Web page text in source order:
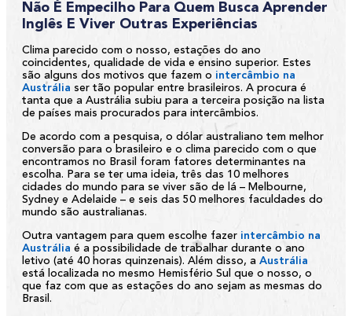
Não É Empecilho Para Quem Busca Aprender
Inglês E Viver Outras Experiências
Clima parecido com o nosso, estações do ano
coincidentes, qualidade de vida e ensino superior. Estes
são alguns dos motivos que fazem o intercâmbio na
Austrália ser tão popular entre brasileiros. A procura é
tanta que a Austrália subiu para a terceira posição na lista
de países mais procurados para intercâmbios.
De acordo com a pesquisa, o dólar australiano tem melhor
conversão para o brasileiro e o clima parecido com o que
encontramos no Brasil foram fatores determinantes na
escolha. Para se ter uma ideia, três das 10 melhores
cidades do mundo para se viver são de lá – Melbourne,
Sydney e Adelaide – e seis das 50 melhores faculdades do
mundo são australianas.
Outra vantagem para quem escolhe fazer intercâmbio na
Austrália é a possibilidade de trabalhar durante o ano
letivo (até 40 horas quinzenais). Além disso, a Austrália
está localizada no mesmo Hemisfério Sul que o nosso, o
que faz com que as estações do ano sejam as mesmas do
Brasil.